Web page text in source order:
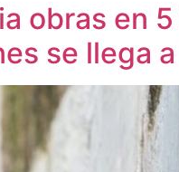
obras en
se llega